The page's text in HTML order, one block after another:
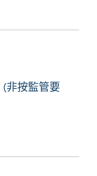
非按監管要